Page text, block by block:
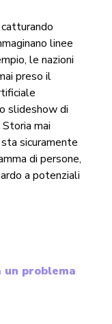
linee
le nazioni
preso il
slideshow di
mai
sicuramente
di persone,
a potenziali
un problema